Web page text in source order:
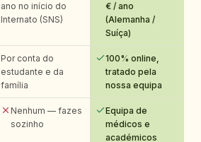
ano no início do
Internato (SNS)
€ / ano
(Alemanha /
Suíça)
Por conta do
estudante e da
família
100% online,
tratado pela
nossa equipa
Nenhum — fazes
sozinho
Equipa de
médicos e
académicos